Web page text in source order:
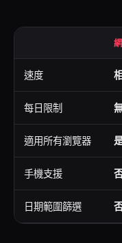
速度
每日限制
適用所有瀏覽器
手機支援
日期範圍篩選